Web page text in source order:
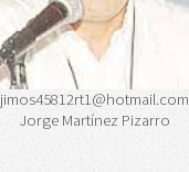
jimos45812rt1@hotmail.com
Jorge Martínez Pizarro